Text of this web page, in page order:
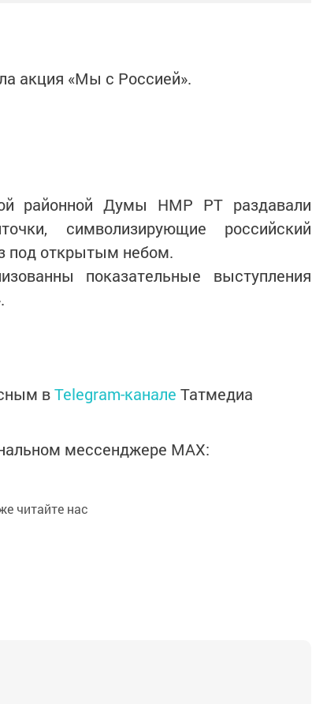
акция «Мы с Россией».
районной Думы НМР РТ раздавали
символизирующие российский
под открытым небом.
показательные выступления
вTelegram-канале Татмедиа
мессенджере MАХ:
читайте нас